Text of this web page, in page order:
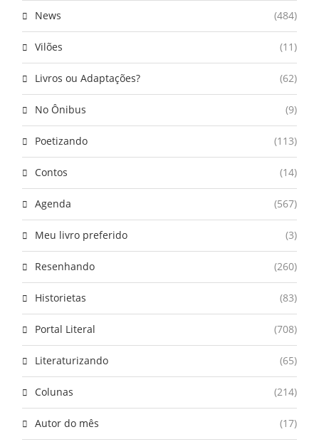
News (484)
Vilões (11)
Livros ou Adaptações? (62)
No Ônibus (9)
Poetizando (113)
Contos (14)
Agenda (567)
Meu livro preferido (3)
Resenhando (260)
Historietas (83)
Portal Literal (708)
Literaturizando (65)
Colunas (214)
Autor do mês (17)